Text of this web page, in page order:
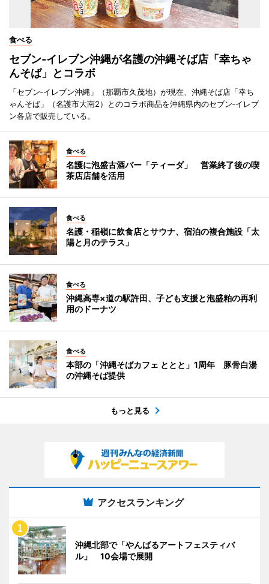
食べる
セブン‐イレブン沖縄が名護の沖縄そば店「幸ちゃ
んそば」とコラボ
「セブン‐イレブン沖縄」（那覇市久茂地）が現在、沖縄そば店「幸ち
ゃんそば」（名護市大南2）とのコラボ商品を沖縄県内のセブン‐イレブ
ン各店で販売している。
食べる
名護に泡盛古酒バー「ティーダ」 営業終了後の喫
茶店店舗を活用
食べる
名護・稲嶺に飲食店とサウナ、宿泊の複合施設「太
陽と月のテラス」
食べる
沖縄高専×道の駅許田、子ども支援と泡盛粕の再利
用のドーナツ
食べる
本部の「沖縄そばカフェ ととと」1周年 豚骨白湯
の沖縄そば提供
もっと見る
アクセスランキング
沖縄北部で「やんばるアートフェスティバ
ル」 10会場で展開